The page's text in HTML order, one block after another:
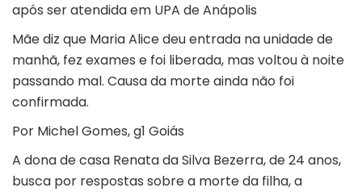
após ser atendida em UPA de Anápolis
Mãe diz que Maria Alice deu entrada na unidade de
manhã, fez exames e foi liberada, mas voltou à noite
passando mal. Causa da morte ainda não foi
confirmada.
Por Michel Gomes, g1 Goiás
A dona de casa Renata da Silva Bezerra, de 24 anos,
busca por respostas sobre a morte da filha, a